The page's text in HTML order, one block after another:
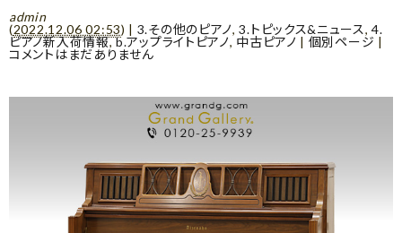
admin
(2022.12.06 02:53) | 3.その他のピアノ,3.トピックス&ニュース,4.
ピアノ新入荷情報,b.アップライトピアノ, 中古ピアノ | 個別ページ |
コメントはまだありません